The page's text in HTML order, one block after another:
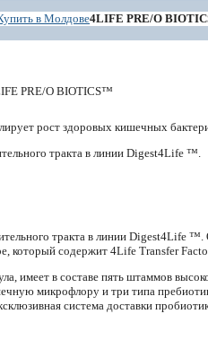
в Молдове4LIFE PRE/O
рост здоровых кишечных
тракта в линии Digest4Life ™.
тракта в линии Digest4Life ™.
который содержит 4Life Transfer
имеет в составе пять штаммов
микрофлору и три типа
система доставки